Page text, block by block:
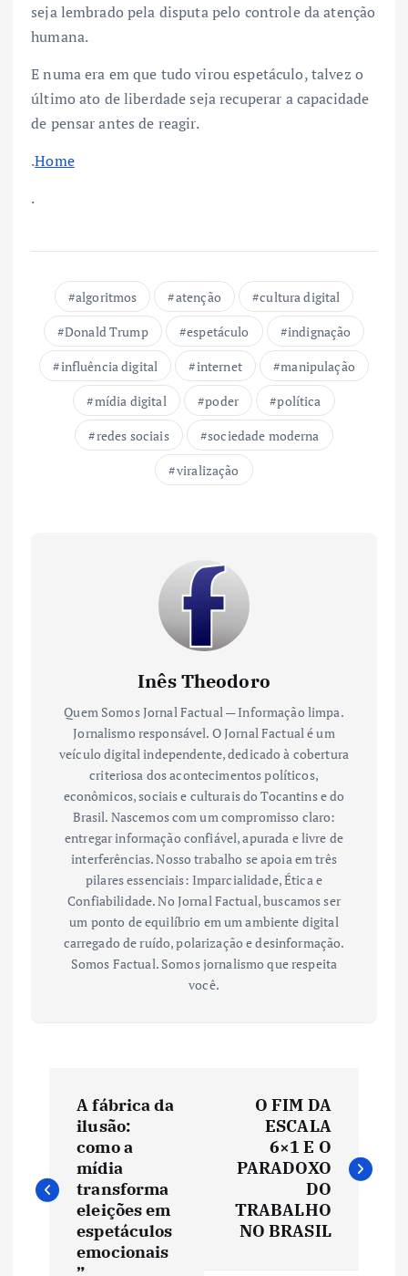
seja lembrado pela disputa pelo controle da atenção
humana.
E numa era em que tudo virou espetáculo, talvez o
último ato de liberdade seja recuperar a capacidade
de pensar antes de reagir.
.Home
.
algoritmos atenção
cultura digital
Donald Trump
espetáculo
indignação
influência digital
internet
manipulação
mídia digital
poder
política
redes sociais
sociedade moderna
viralização
Inês Theodoro
Quem Somos Jornal Factual — Informação limpa.
Jornalismo responsável. O Jornal Factual é um
veículo digital independente, dedicado à cobertura
criteriosa dos acontecimentos políticos,
econômicos, sociais e culturais do Tocantins e do
Brasil. Nascemos com um compromisso claro:
entregar informação confiável, apurada e livre de
interferências. Nosso trabalho se apoia em três
pilares essenciais: Imparcialidade, Ética e
Confiabilidade. No Jornal Factual, buscamos ser
um ponto de equilíbrio em um ambiente digital
carregado de ruído, polarização e desinformação.
Somos Factual. Somos jornalismo que respeita
você.
v
A fábrica da
ilusão:
como a
mídia
transforma
eleições em
espetáculos
emocionais
O FIM DA
ESCALA
6×1 E O
PARADOXO
DO
TRABALHO
NO BRASIL